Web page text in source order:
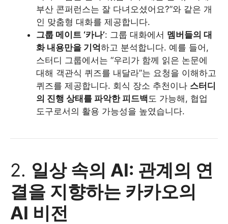
부산 콘퍼런스는 잘 다녀오셨어요?”와 같은 개
인 맞춤형 대화를 제공합니다.
그룹 메이트 ‘카나’: 그룹 대화에서 멤버들의 대
화 내용만을 기억하고 분석합니다. 예를 들어,
스터디 그룹에서는 “우리가 함께 읽은 논문에
대해 객관식 퀴즈를 내달라”는 요청을 이해하고
퀴즈를 제공합니다. 회식 장소 추천이나 스터디
의 진행 상태를 파악한 피드백 도 가능해, 협업
도구로서의 활용 가능성을 높였습니다.
2. 일상 속의 AI: 관계의 연
결을 지향하는 카카오의
AI 비전